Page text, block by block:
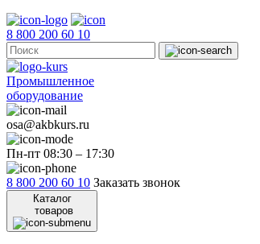
8 800 200 60 10
Промышленное
оборудование
osa@akbkurs.ru
Пн-пт 08:30 – 17:30
8 800 200 60 10 Заказать звонок
Каталог
товаров